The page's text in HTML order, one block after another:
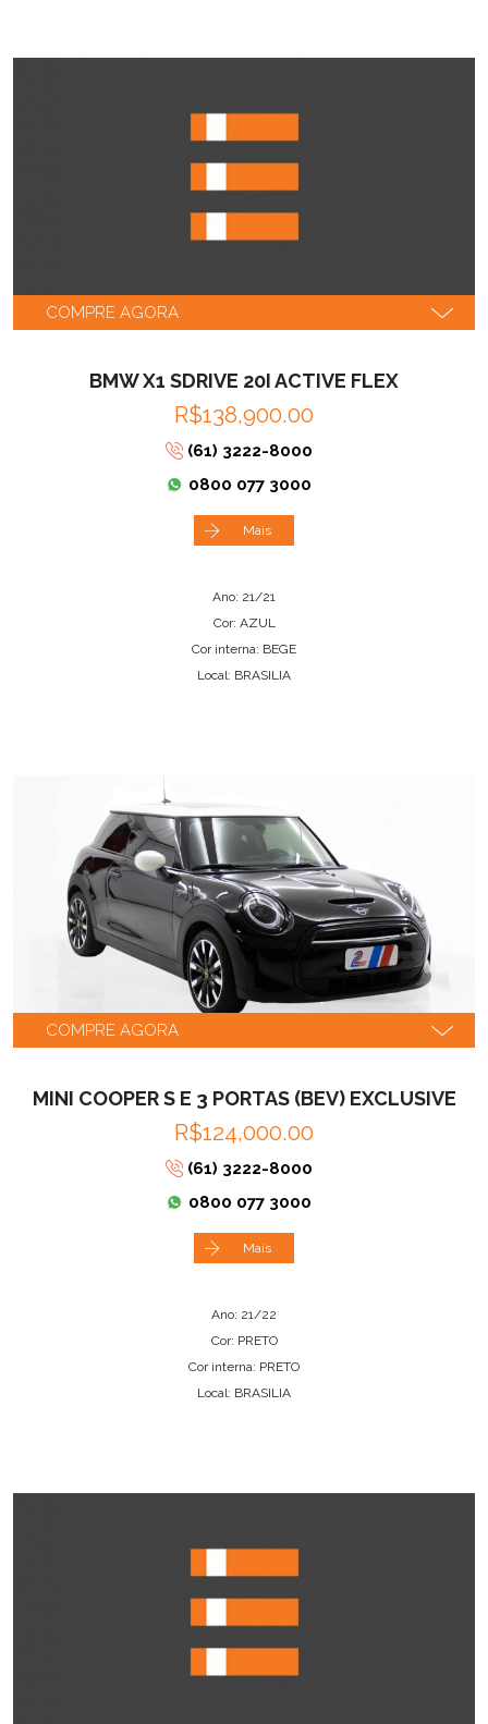
COMPRE AGORA
BMW X1 SDRIVE 20I ACTIVE FLEX
R$138,900.00
(61) 3222-8000
0800 077 3000
Mais
Ano: 21/21
Cor: AZUL
Cor interna: BEGE
Local: BRASILIA
COMPRE AGORA
MINI COOPER S E 3 PORTAS (BEV) EXCLUSIVE
R$124,000.00
(61) 3222-8000
0800 077 3000
Mais
Ano: 21/22
Cor: PRETO
Cor interna: PRETO
Local: BRASILIA